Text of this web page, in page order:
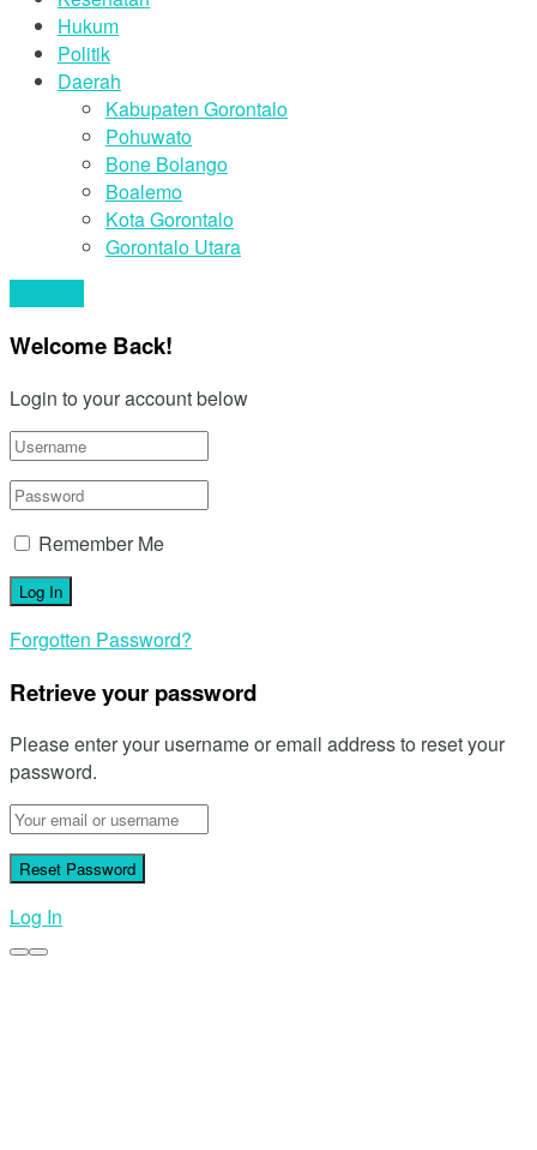
Hukum
Politik
Daerah
Kabupaten Gorontalo
Pohuwato
Bone Bolango
Boalemo
Kota Gorontalo
Gorontalo Utara
Welcome Back!
Login to your account below
Remember Me
Forgotten Password?
Retrieve your password
Please enter your username or email address to reset your
password.
Log In